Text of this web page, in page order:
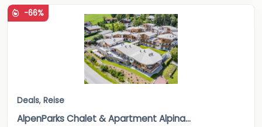
-66%
Deals, Reise
AlpenParks Chalet & Apartment Alpina...